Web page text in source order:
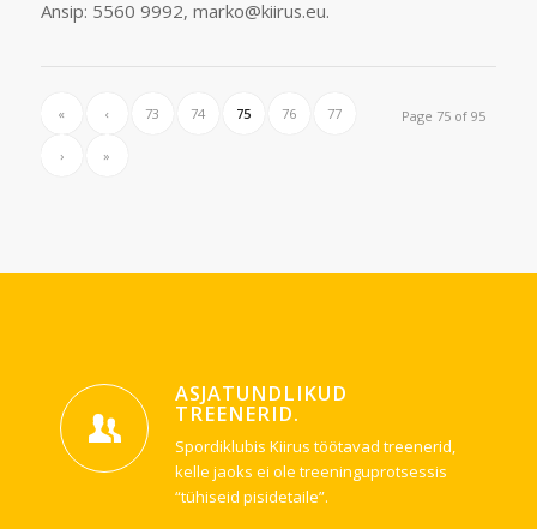
Ansip: 5560 9992, marko@kiirus.eu.
Page 75 of 95
« ‹ 73 74 75 76 77
› »
ASJATUNDLIKUD
TREENERID.
Spordiklubis Kiirus töötavad treenerid,
kelle jaoks ei ole treeninguprotsessis
“tühiseid pisidetaile”.